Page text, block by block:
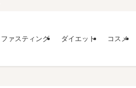
ファスティング ダイエット コスメ